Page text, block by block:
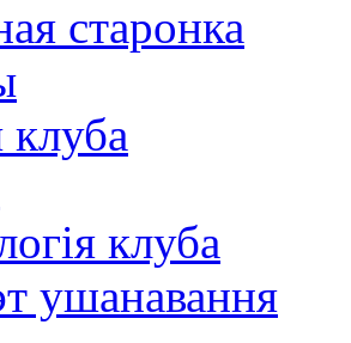
старонка
клуба
ушанавання